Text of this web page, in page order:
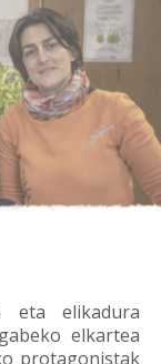
eta elikadura
elkartea
protagonistak